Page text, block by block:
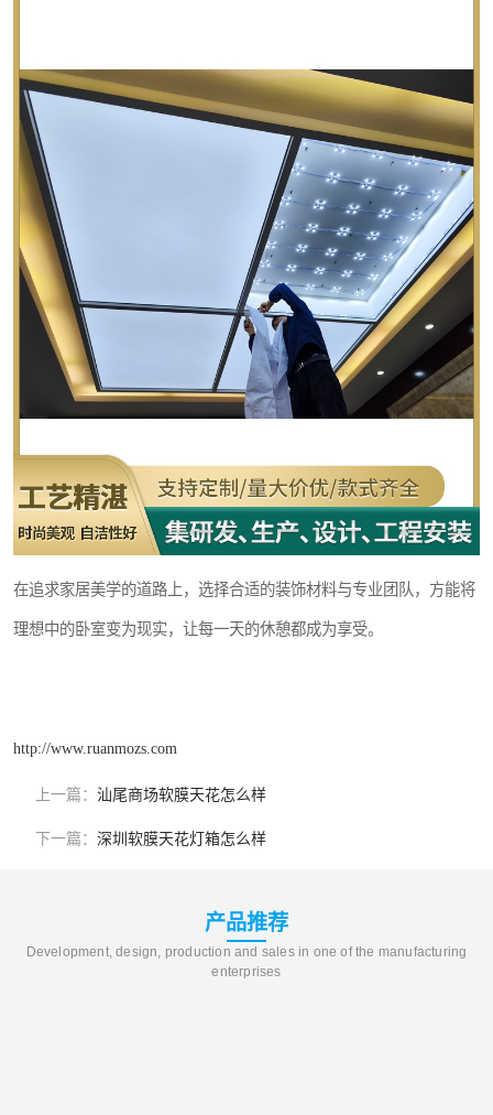
在追求家居美学的道路上，选择合适的装饰材料与专业团队，方能将
理想中的卧室变为现实，让每一天的休憩都成为享受。
http://www.ruanmozs.com
上一篇： 汕尾商场软膜天花怎么样
下一篇： 深圳软膜天花灯箱怎么样
产品推荐
Development, design, production and sales in one of the manufacturing
enterprises